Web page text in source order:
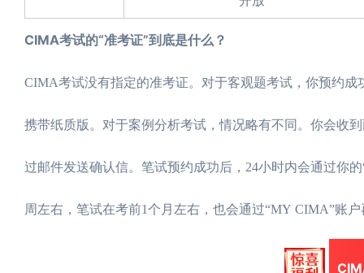
CIMA考试的“准考证”到底是什么？
CIMA考试没有指定的准考证。对于客观题考试，你预约
携带纸质版。对于案例分析考试，情况略有不同。你会收
过邮件发送确认信。笔试预约成功后，24小时内会通过你
周左右，笔试在考前1个月左右，也会通过“MY CIMA”账